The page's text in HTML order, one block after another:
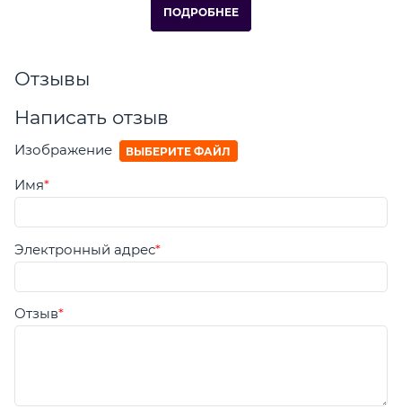
ПОДРОБНЕЕ
Отзывы
Написать отзыв
Изображение ВЫБЕРИТЕ ФАЙЛ
Имя
Электронный адрес
Отзыв